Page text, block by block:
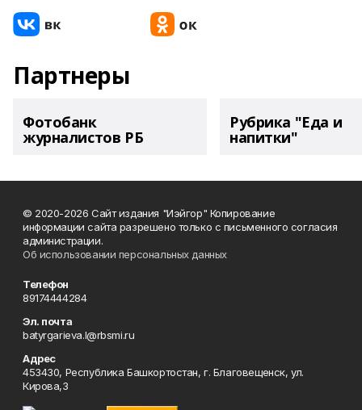
Партнеры
Фотобанк
журналистов РБ
Рубрика "Еда и
напитки"
© 2020-2026 Сайт издания "Иэйгор" Копирование
информации сайта разрешено только с письменного согласия
администрации.
Об использовании персональных данных
Телефон
89174444284
Эл. почта
batyrgarieva.l@rbsmi.ru
Адрес
453430, Республика Башкортостан, г. Благовещенск, ул.
Кирова,3